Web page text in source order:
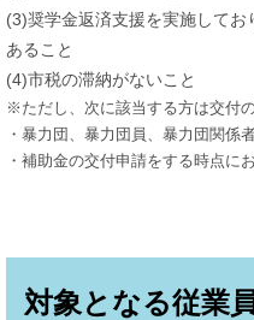
(3)奨学金返済支援を実施して
あること
(4)市税の滞納がないこと
※ただし、次に該当する方は交付
・暴力団、暴力団員、暴力団関係
・補助金の交付申請をする時点に
対象となる従業